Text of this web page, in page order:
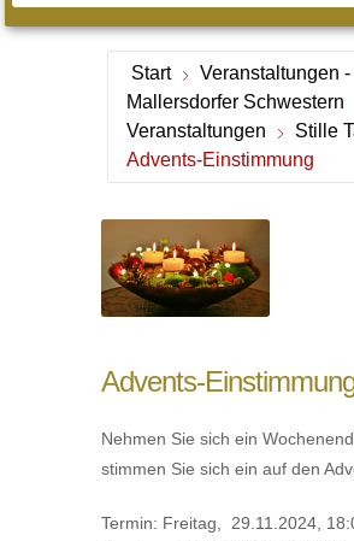
Start
Veranstaltungen -
Mallersdorfer Schwestern
Veranstaltungen
Stille
Advents-Einstimmung
Advents-
Nehmen Sie sich ein
stimmen Sie sich ein auf den
Termin: Freitag, 29.11.2024,